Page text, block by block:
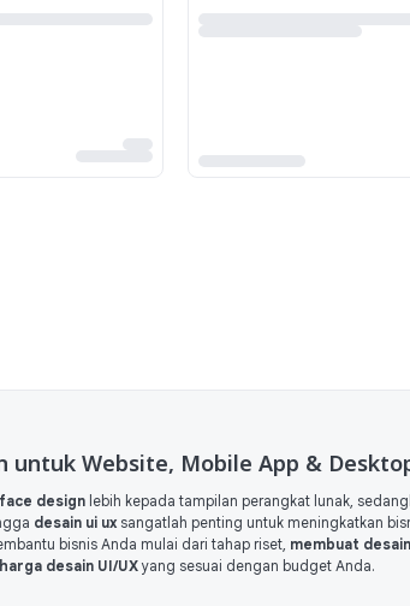
untuk Website, Mobile App &
design lebih kepada tampilan perangkat lunak,
desain ui ux sangatlah penting untuk meningkatkan
bisnis Anda mulai dari tahap riset, membuat
harga desain UI/UX yang sesuai dengan budget Anda.